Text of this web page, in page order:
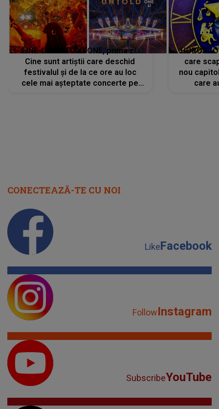
LINE-UP UNTOLD ONE, prima zi.
Cine sunt artiștii care deschid
festivalul și de la ce ore au loc
cele mai așteptate concerte pe
care
nou
care
CONECTEAZĂ-TE CU NOI
LikeFacebook
FollowInstagram
SubscribeYouTube